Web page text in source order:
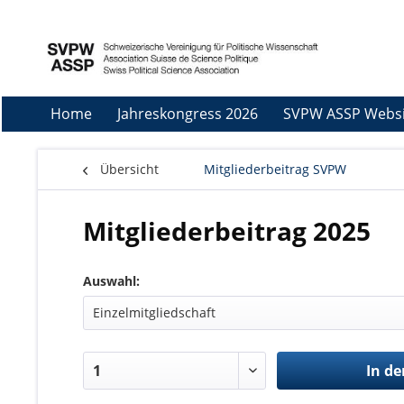
Home Jahreskongress 2026 SVPW ASSP
Übersicht Mitgliederbeitrag SVPW
Mitgliederbeitrag 2025
Auswahl:
In